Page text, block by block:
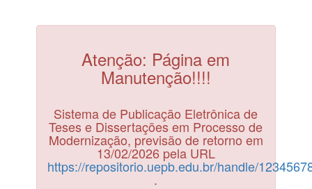
Atenção: Página em
Manutenção!!!!
Sistema de Publicação Eletrônica de
Teses e Dissertações em Processo de
Modernização, previsão de retorno em
13/02/2026 pela URL
https://repositorio.uepb.edu.br/handle/
.